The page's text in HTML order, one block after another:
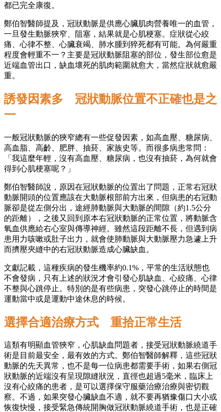
都已完全康復。
鄭伯智醫師提及，冠狀動脈是供應心臟肌肉營養唯一的血管，
一旦發生動脈狹窄、阻塞，結果就是心肌梗塞。症狀從心絞
痛、心律不整、心臟衰竭、肺水腫到猝死都有可能。為何嚴重
程度會輕重不一？主要是冠狀動脈阻塞的部位，發生部位愈是
近端血管出口，缺血壞死的肌肉範圍就愈大，當然症狀就愈嚴
重。
誘發因素多 冠狀動脈位置不正確也是之
一
一般冠狀動脈的狹窄總有一些促發因素，如高血壓、糖尿病、
高血脂、高齡、肥胖、抽菸、家族史等。而很多病患常問：
「我這麼年輕，沒有高血壓、糖尿病，也沒有抽菸，為何就會
得到心肌梗塞呢？」
鄭伯智醫師說，原因在冠狀動脈的位置出了問題，正常右冠狀
動脈開頭的位置應該在大動脈根部前方出來，但病患的右冠動
脈卻是從左側分出，途經肺動脈與大動脈的間隙（約1.5公分
的距離），之後又回到原本右冠狀動脈的正常位置，將動脈含
氧血供應給右心室與傳導神經。雖然這段距離不長，但遇到病
患用力咳嗽或肚子出力，就會使肺動脈與大動脈壓力急遽上升
而擠壓夾縫中的右冠狀動脈造成心臟缺血。
文獻記載，這種疾病的發生機率約0.1%，平常的生活狀態也
不會發病，只有上述的狀況才會引發心肌缺血、心絞痛、心律
不整與心跳停止。特別的是有些病患，突發心跳停止的時間是
運動當中或是運動中途休息的時候。
選擇合適治療方式 重拾正常生活
這類有明顯血管狹窄，心肌缺血問題者，接受冠狀動脈繞道手
術是目前最安全，最有效的方式。鄭伯智醫師解釋，這些冠狀
動脈的先天異常，也不是每一位病患都需要手術，如果右側冠
狀動脈的近端沒有呈現隙縫狀況，直徑也超過5毫米，臨床上
沒有心絞痛的患者，是可以選擇保守服藥治療治療與密切觀
察。不過，如果突發心臟缺血不適，就不要再猶豫傷口大小或
恢復快慢，接受緊急傳統開胸做冠狀動脈繞道手術，也是正確